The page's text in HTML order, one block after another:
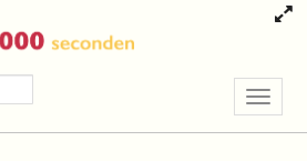
Toggle